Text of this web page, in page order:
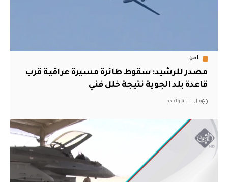
أمن
مصدر للرشيد: سقوط طائرة مسيرة عراقية قرب
قاعدة بلد الجوية نتيجة خلل فني
قبل سنة واحدة